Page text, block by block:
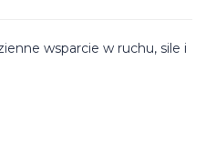
wsparcie w ruchu, sile i